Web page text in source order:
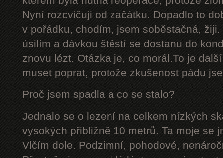
Nyní rozcvičuji od začátku. Dopadlo to
v pořádku, chodím, jsem soběstačná,
úsilím a dávkou štěstí se dostanu do
znovu lézt. Otázka je, co morál.To je
muset poprat, protože zkušenost pádu
Proč jsem spadla a co se stalo?
Jednalo se o lezení na celkem nízkých
vysokých přibližně 10 metrů. Ta moje se
Vlčím dole. Podzimní, pohodové,